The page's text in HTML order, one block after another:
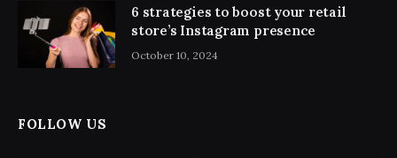
6 strategies to boost your retail
store’s Instagram presence
October 10, 2024
FOLLOW US